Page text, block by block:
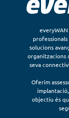
solucions
organitzacions
seva
Oferim
objectiu és